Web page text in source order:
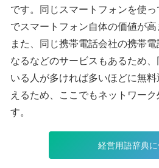
です。同じスマートフォンを使
でスマートフォン自体の価値が高
また、同じ携帯電話会社の携帯
なるなどのサービスもあるため
いる人が多ければ多いほどに無
えるため、ここでもネットワー
す。
経営用語辞典